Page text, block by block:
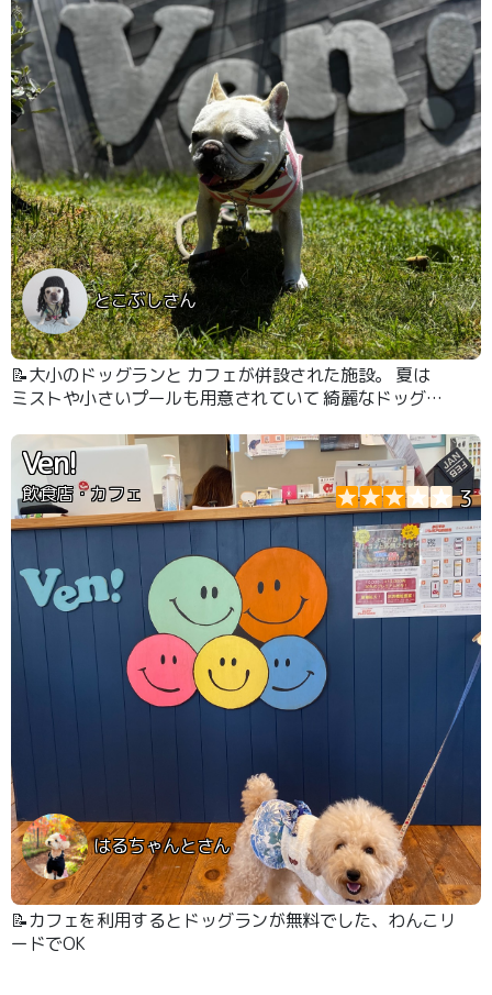
とこぶしさん
📝大小のドッグランと カフェが併設された施設。 夏は
ミストや小さいプールも用意されていて 綺麗なドッグラ
えるシステムです。
Ven!
飲食店・カフェ 3
はるちゃんとさん
📝カフェを利用するとドッグランが無料でした、わんこリ
ードでOK